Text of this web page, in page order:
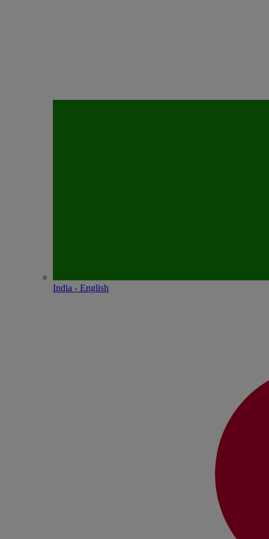
India - English